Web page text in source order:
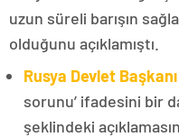
uzun süreli barışın
olduğunu açıklamıştı.
Rusya Devlet Başkanı
sorunu’ ifadesini bir
şeklindeki